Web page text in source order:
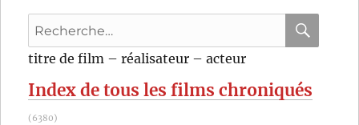
Recherche
pour
titre de film – réalisateur – acteur
Index de tous les films chroniqués
(6380)